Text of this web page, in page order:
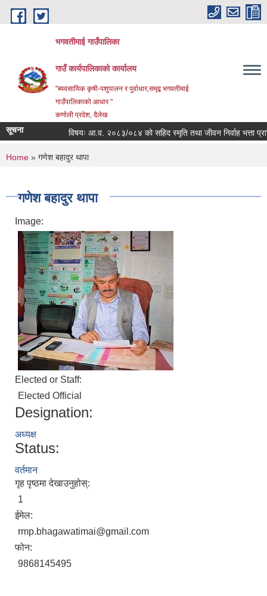
Skip to main content
भगवतीमाई गाउँपालिका
गाउँ कार्यपालिकाको कार्यालय
"ब्यवसायिक कृषी-पशुपालन र पुर्वाधार,समृद्ब भगवतीमाई
गाउँपालिकाको आधार "
कर्णाली प्रदेश, दैलेख
सूचना विषयः आ.व. २०८३/०८४ को सहिद स्मृति तथा जीवन निर्वाह भत्ता
You are here
Home » गणेश बहादुर थापा
गणेश बहादुर थापा
Image:
Elected or Staff:
Elected Official
Designation:
अध्यक्ष
Status:
वर्तमान
गृह पृष्ठमा देखाउनुहोस्:
1
ईमेल:
rmp.bhagawatimai@gmail.com
फोन:
9868145495